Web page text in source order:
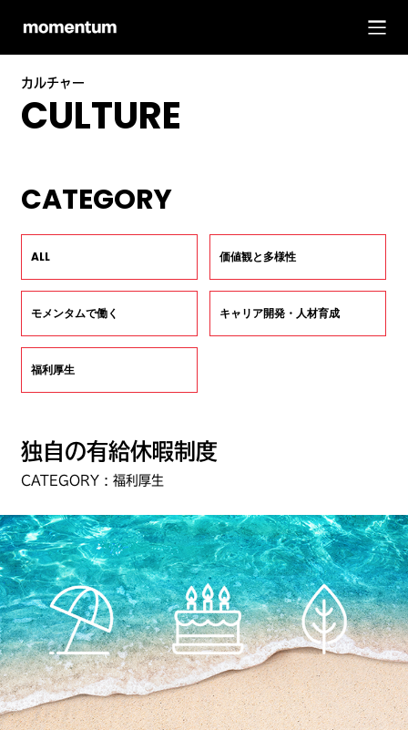
カルチャー
CULTURE
CATEGORY
ALL 価値観と多様性
モメンタムで働く キャリア開発・人材育成
福利厚生
独自の有給休暇制度
CATEGORY : 福利厚生